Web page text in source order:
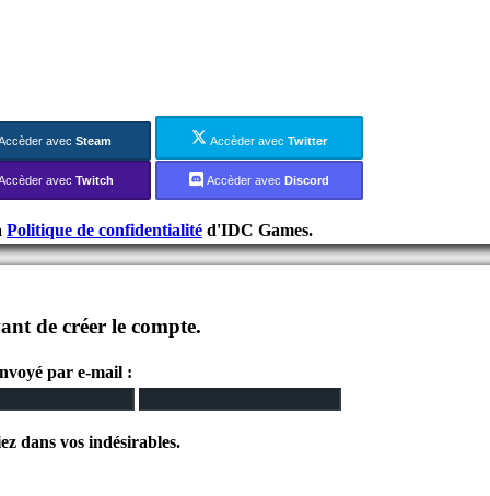
avec Steam Accèder avecTwitter
avec Twitch Accèder avec Discord
Politique de confidentialité d'IDC Games.
de créer le compte.
par e-mail :
dans vos indésirables.